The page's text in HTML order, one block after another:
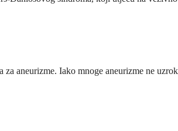
aneurizme. Iako mnoge aneurizme ne